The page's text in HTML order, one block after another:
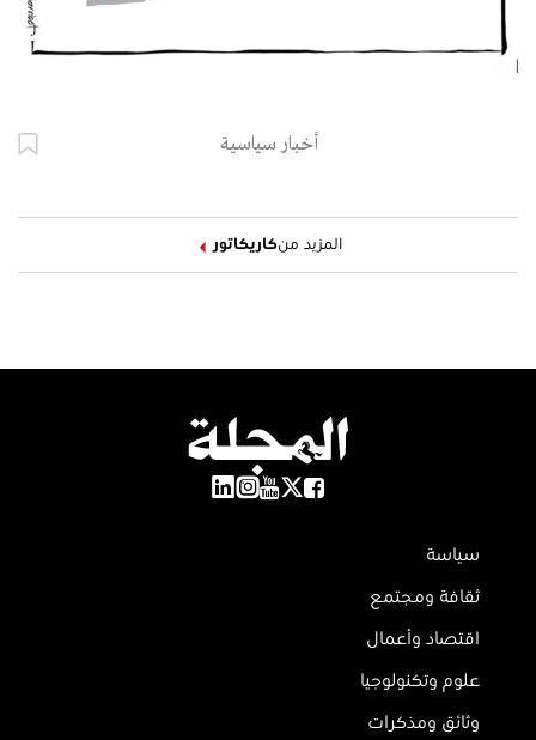
أخبار سياسية
المزيد منكاريكاتور
سياسة
ثقافة ومجتمع
اقتصاد وأعمال
علوم وتكنولوجيا
وثائق ومذكرات